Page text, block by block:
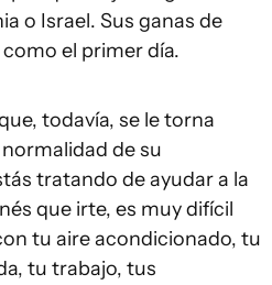
o Israel. Sus ganas de
el primer día.
todavía, se le torna
de su
tratando de ayudar a la
que irte, es muy difícil
tu aire acondicionado, tu
tu trabajo, tus